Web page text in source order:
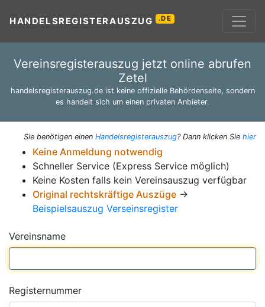
HANDELSREGISTERAUSZUG .DE
Vereinsregisterauszug jetzt online abrufen
Zetel
handelsregisterauszug.de ist keine offizielle Behördenseite, sondern
es handelt sich um einen privaten Anbieter.
Sie benötigen einen Handelsregisterauszug? Dann klicken Sie hier
Keine Anmeldung notwendig
Schneller Service (Express Service möglich)
Keine Kosten falls kein Vereinsauszug verfügbar
Original rechtskräftige Auszüge →
Beispielsauszug Verseinsregister
Vereinsname
Registernummer